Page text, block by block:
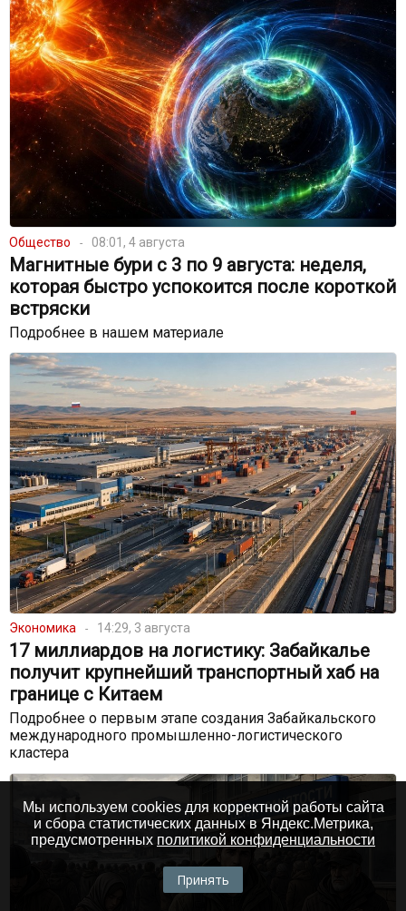
Общество 08:01, 4 августа
Магнитные бури с 3 по 9 августа: неделя,
которая быстро успокоится после короткой
встряски
Подробнее в нашем материале
Экономика 14:29, 3 августа
17 миллиардов на логистику: Забайкалье
получит крупнейший транспортный хаб на
границе с Китаем
Подробнее о первым этапе создания Забайкальского
международного промышленно-логистического
кластера
Мы используем cookies для корректной работы сайта
и сбора статистических данных в Яндекс.Метрика,
предусмотренных политикой конфиденциальности
Принять